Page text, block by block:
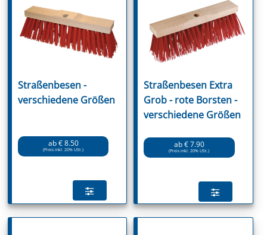
Straßenbesen -
verschiedene Größen
ab € 8.50
(Preis inkl. 20% USt.)
Straßenbesen Extra
Grob - rote Borsten -
verschiedene Größen
ab € 7.90
(Preis inkl. 20% USt.)